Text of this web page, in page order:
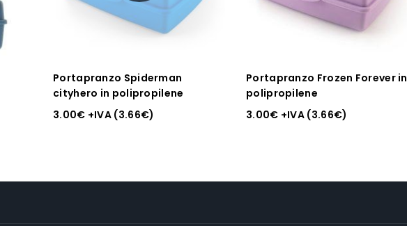
Portapranzo Spiderman
cityhero in polipropilene
3.00€ +IVA (3.66€)
Portapranzo Frozen Forever in
polipropilene
3.00€ +IVA (3.66€)